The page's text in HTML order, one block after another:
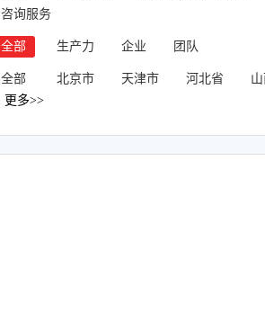
咨询服务
全部 生产力 企业 团队
全部 北京市 天津市 河北省
更多>>